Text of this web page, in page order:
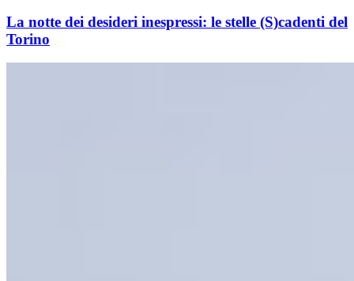
La notte dei desideri inespressi: le stelle (S)cadenti del
Torino